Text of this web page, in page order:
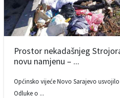
Prostor nekadašnjeg
novu namjenu – ...
Općinsko vijeće Novo Sarajevo
Odluke o ...